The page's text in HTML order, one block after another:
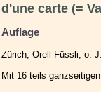
d'une carte (=
Auflage
Zürich, Orell Füssli, o.
Mit 16 teils